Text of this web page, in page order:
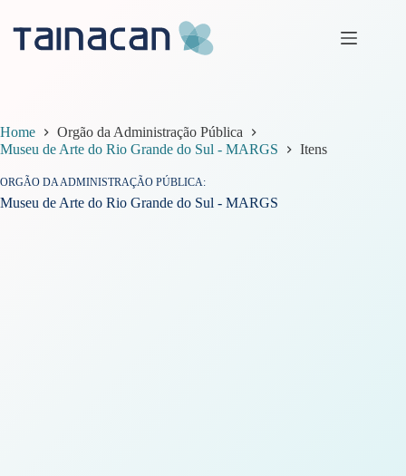
conteúdo
Home
Orgão da Administração Pública
Museu de Arte do Rio Grande do Sul - MARGS
Itens
ORGÃO DA ADMINISTRAÇÃO PÚBLICA
Museu de Arte do Rio Grande do Sul - MARGS